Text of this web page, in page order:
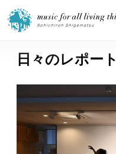
ホーム
ニュース
テーマ
日々のレポート